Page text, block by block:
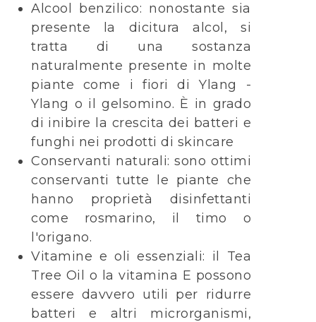
Alcool benzilico: nonostante sia
presente la dicitura alcol, si
tratta di una sostanza
naturalmente presente in molte
piante come i fiori di Ylang -
Ylang o il gelsomino. È in grado
di inibire la crescita dei batteri e
funghi nei prodotti di skincare
Conservanti naturali: sono ottimi
conservanti tutte le piante che
hanno proprietà disinfettanti
come rosmarino, il timo o
l'origano.
Vitamine e oli essenziali: il Tea
Tree Oil o la vitamina E possono
essere davvero utili per ridurre
batteri e altri microrganismi,